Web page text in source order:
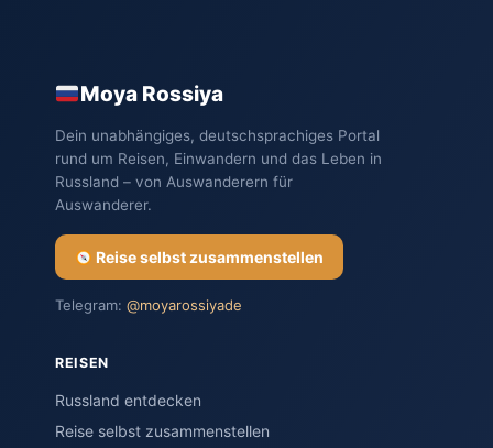
Moya Rossiya
Dein unabhängiges, deutschsprachiges Portal
rund um Reisen, Einwandern und das Leben in
Russland – von Auswanderern für
Auswanderer.
Reise selbst zusammenstellen
Telegram: @moyarossiyade
REISEN
Russland entdecken
Reise selbst zusammenstellen